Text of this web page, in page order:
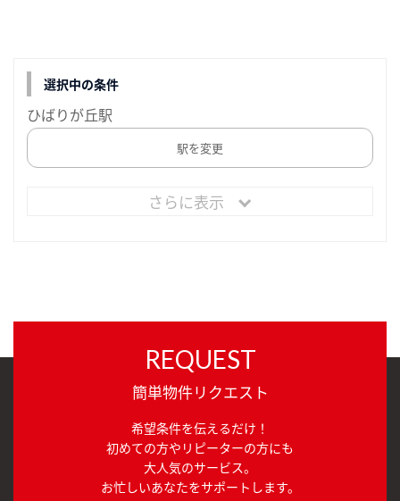
選択中の条件
ひばりが丘駅
駅を変更
さらに表示
REQUEST
簡単物件リクエスト
希望条件を伝えるだけ！
初めての方やリピーターの方にも
大人気のサービス。
お忙しいあなたをサポートします。